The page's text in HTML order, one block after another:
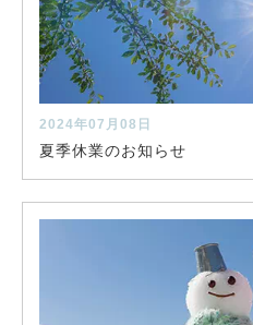
2024年07月08日
夏季休業のお知らせ